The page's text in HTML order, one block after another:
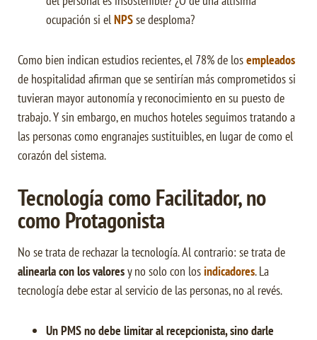
ocupación si el NPSse desploma?
Como bien indican estudios recientes, el 78% de losempleados
de hospitalidad afirman que se sentirían más comprometidos si
tuvieran mayor autonomía y reconocimiento en su puesto de
trabajo. Y sin embargo, en muchos hoteles seguimos tratando a
las personas como engranajes sustituibles, en lugar de como el
corazón del sistema.
Tecnología como Facilitador, no
como Protagonista
No se trata de rechazar la tecnología. Al contrario: se trata de
alinearla con los valoresy no solo con losindicadores. La
tecnología debe estar al servicio de las personas, no al revés.
Un PMS no debe limitar al recepcionista, sino darle